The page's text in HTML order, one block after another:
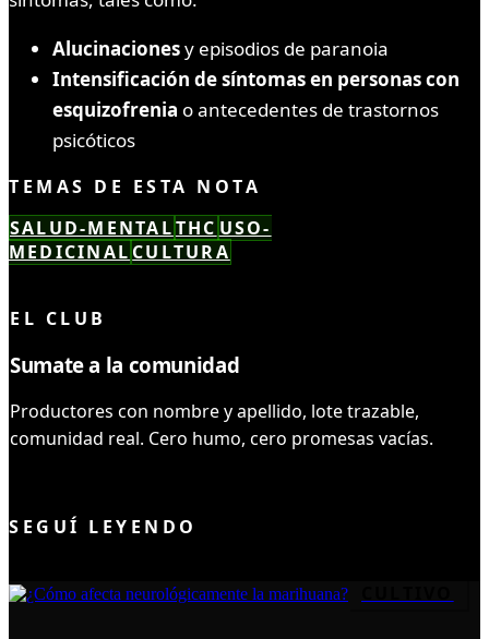
Alucinacionesy episodios de paranoia
Intensificación de síntomas en personas con
esquizofrenia o antecedentes de trastornos
psicóticos
TEMAS DE ESTA NOTA
SALUD-MENTALTHC USO-
MEDICINAL CULTURA
EL CLUB
Sumate a la comunidad
Productores con nombre y apellido, lote trazable,
comunidad real. Cero humo, cero promesas vacías.
SEGUÍ LEYENDO